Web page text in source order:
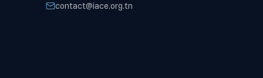
contact@iace.org.tn